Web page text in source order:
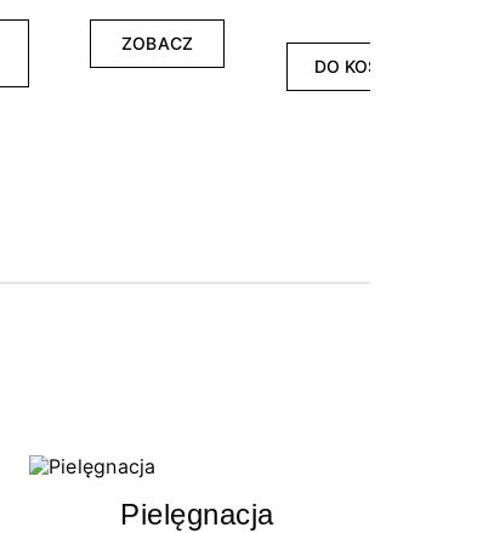
ZOBACZ
DO KOSZYKA
Pielęgnacja